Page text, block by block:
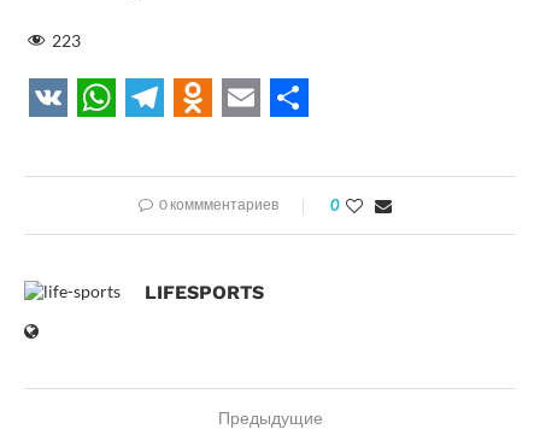
223
0 коммментариев 0
LIFESPORTS
Предыдущие